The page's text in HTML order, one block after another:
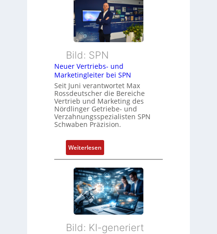
r
e
r
z
u
m
V
r
s
t
a
d
d
e
s
V
D
M
A
s
s
a
u
t
S
y
s
t
è
m
e
:
Q
2
-
E
r
g
b
Bild: SPN
Neuer Vertriebs- und
Marketingleiter bei SPN
Seit Juni verantwortet Max
Rossdeutscher die Bereiche
Vertrieb und Marketing des
Nördlinger Getriebe- und
Verzahnungsspezialisten SPN
Schwaben Präzision.
Weiterlesen:
N
e
u
e
r
V
r
Bild: KI-generiert